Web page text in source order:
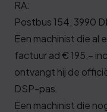
RA:
Postbus 154, 3990
Een machinist die
factuur ad € 195,–
ontvangt hij de
DSP-pas.
Een machinist die